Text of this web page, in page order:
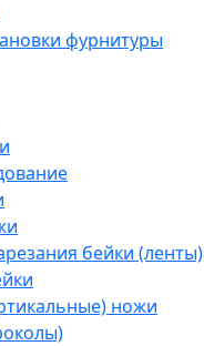
фурнитуры
бейки (ленты)
ножи